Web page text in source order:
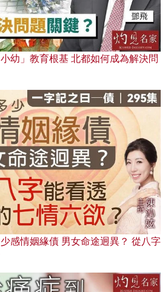
幼」教育根基 北都如何成為解決問
感情姻緣債 男女命途迥異？ 從八字